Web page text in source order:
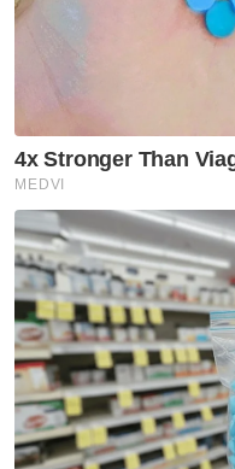
"Sungguhpun
RM50,000 yang
hanya lebih
nilai baki kontrak
"Ini sebenarnya
tersebut adalah
kelab dan
merencatkan
pusingan kedua